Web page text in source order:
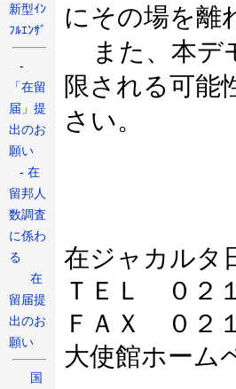
新型ｲﾝ
ﾌﾙｴﾝｻﾞ
-
「在留
届」提
出のお
願い
- 在
留邦人
数調査
に係わ
る
在
留届提
出のお
願い
国
にその場を離
また、本デ
限される可能
さい。
在ジャカルタ
ＴＥＬ ０２
ＦＡＸ ０２
大使館ホーム